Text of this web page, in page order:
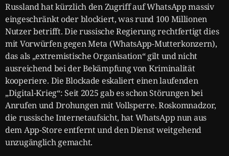
Russland hat kürzlich den Zugriff auf WhatsApp massiv
eingeschränkt oder blockiert, was rund 100 Millionen
Nutzer betrifft. Die russische Regierung rechtfertigt dies
mit Vorwürfen gegen Meta (WhatsApp-Mutterkonzern),
das als „extremistische Organisation“ gilt und nicht
ausreichend bei der Bekämpfung von Kriminalität
kooperiere. Die Blockade eskaliert einen laufenden
„Digital-Krieg“: Seit 2025 gab es schon Störungen bei
Anrufen und Drohungen mit Vollsperre. Roskomnadzor,
die russische Internetaufsicht, hat WhatsApp nun aus
dem App-Store entfernt und den Dienst weitgehend
unzugänglich gemacht.